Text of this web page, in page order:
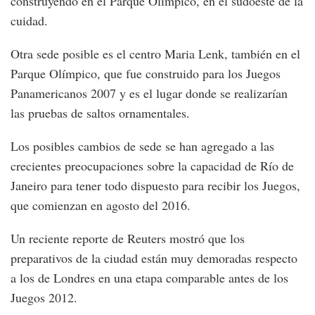
cuidad.
Otra sede posible es el centro Maria Lenk, también en el
Parque Olímpico, que fue construido para los Juegos
Panamericanos 2007 y es el lugar donde se realizarían
las pruebas de saltos ornamentales.
Los posibles cambios de sede se han agregado a las
crecientes preocupaciones sobre la capacidad de Río de
Janeiro para tener todo dispuesto para recibir los Juegos,
que comienzan en agosto del 2016.
Un reciente reporte de Reuters mostró que los
preparativos de la ciudad están muy demoradas respecto
a los de Londres en una etapa comparable antes de los
Juegos 2012.